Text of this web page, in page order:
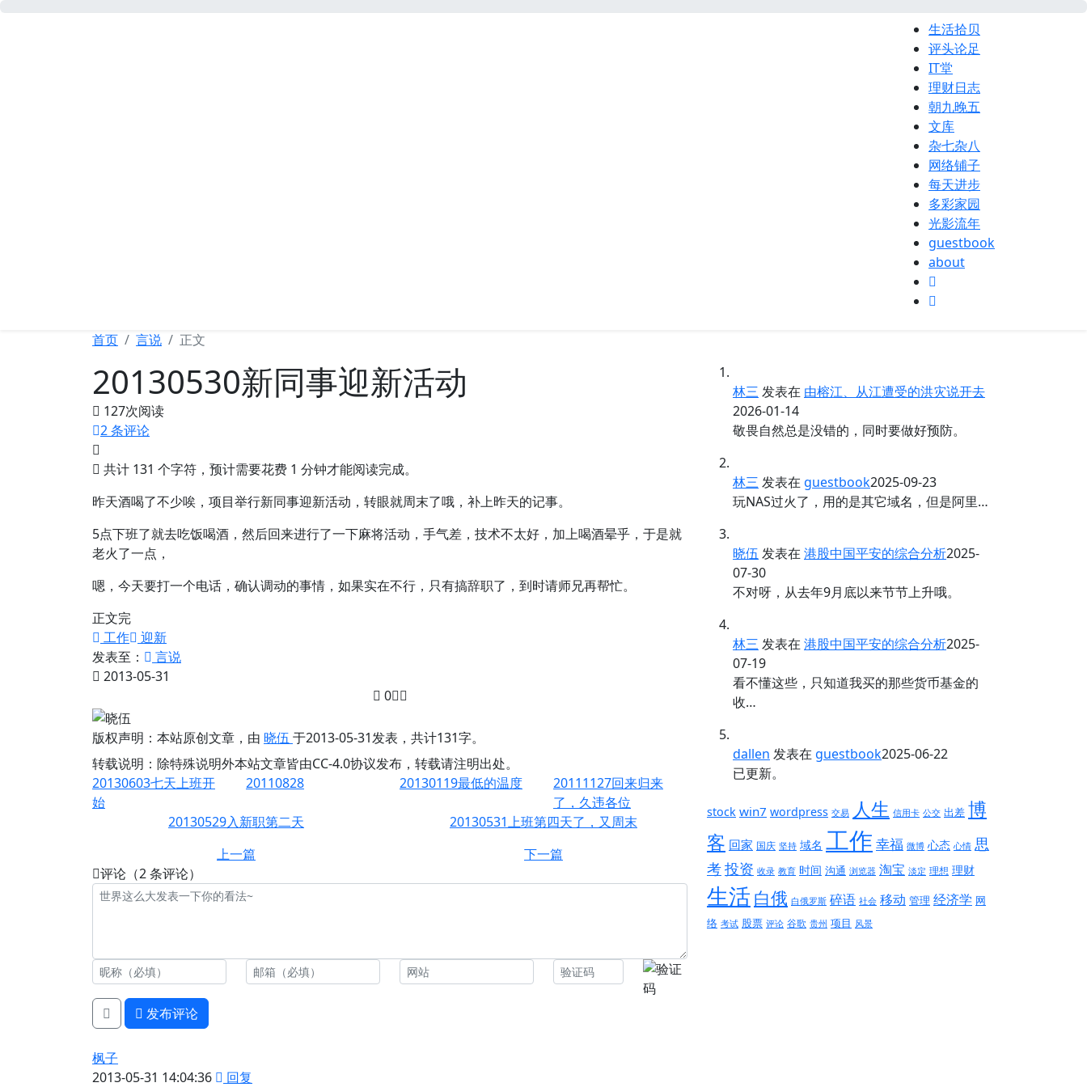
生活拾贝
评头论足
IT堂
理财日志
朝九晚五
文库
杂七杂八
网络铺子
每天进步
多彩家园
光影流年
guestbook
about
首页 言说 正文
20130530新同事迎新活动
127次阅读
2 条评论
共计 131 个字符，预计需要花费 1 分钟才能阅读完成。
昨天酒喝了不少唉，项目举行新同事迎新活动，转眼就周末了哦，补上昨天的记事。
5点下班了就去吃饭喝酒，然后回来进行了一下麻将活动，手气差，技术不太好，加上喝酒晕乎，于是就
老火了一点，
嗯，今天要打一个电话，确认调动的事情，如果实在不行，只有搞辞职了，到时请师兄再帮忙。
正文完
工作
迎新
发表至：
言说
2013-05-31
0
版权声明： 本站原创文章，由 晓伍 于2013-05-31发表，共计131字。
转载说明： 除特殊说明外本站文章皆由CC-4.0协议发布，转载请注明出处。
20130603七天上班开
始
20110828 20130119最低的温度
20111127回来归来
了，久违各位
20130529入新职第二天
上一篇
20130531上班第四天了，又周末
下一篇
评论（2 条评论）
发布评论
枫子
2013-05-31 14:04:36
回复
林三 发表在 由榕江、从江遭受的洪灾说开去
2026-01-14
敬畏自然总是没错的，同时要做好预防。
林三 发表在 guestbook2025-09-23
玩NAS过火了，用的是其它域名，但是阿里…
晓伍 发表在 港股中国平安的综合分析2025-
07-30
不对呀，从去年9月底以来节节上升哦。
林三 发表在 港股中国平安的综合分析2025-
07-19
看不懂这些，只知道我买的那些货币基金的
收…
dallen 发表在 guestbook2025-06-22
已更新。
stock win7 wordpress 交易 人生 信用卡 公交 出差 博
客 回家 国庆 坚持 域名 工作 幸福 微博 心态 心情 思
考投资 收录 教育 时间 沟通 浏览器 淘宝 淡定 理想 理财
生活 白俄 白俄罗斯 碎语 社会 移动 管理 经济学 网
络 考试 股票 评论 谷歌 贵州 项目 风景